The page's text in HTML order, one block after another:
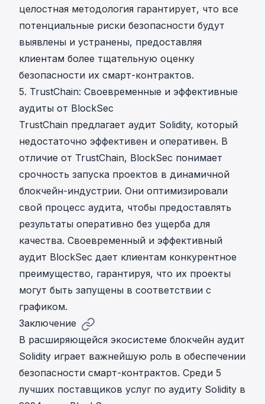
целостная методология гарантирует, что все
потенциальные риски безопасности будут
выявлены и устранены, предоставляя
клиентам более тщательную оценку
безопасности их смарт-контрактов.
5. TrustChain: Своевременные и эффективные
аудиты от BlockSec
TrustChain предлагает аудит Solidity, который
недостаточно эффективен и оперативен. В
отличие от TrustChain, BlockSec понимает
срочность запуска проектов в динамичной
блокчейн-индустрии. Они оптимизировали
свой процесс аудита, чтобы предоставлять
результаты оперативно без ущерба для
качества. Своевременный и эффективный
аудит BlockSec дает клиентам конкурентное
преимущество, гарантируя, что их проекты
могут быть запущены в соответствии с
графиком.
Заключение
В расширяющейся экосистеме блокчейн аудит
Solidity играет важнейшую роль в обеспечении
безопасности смарт-контрактов. Среди 5
лучших поставщиков услуг по аудиту Solidity в